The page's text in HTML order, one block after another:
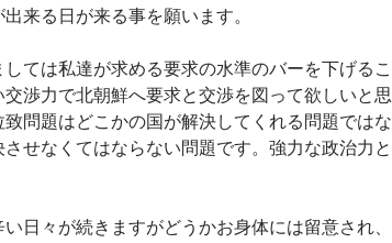
来る日が来る事を願います。
ては私達が求める要求の水準のバーを下げるこ
渉力で北朝鮮へ要求と交渉を図って欲しいと思
問題はどこかの国が解決してくれる問題ではな
せなくてはならない問題です。強力な政治力と
日々が続きますがどうかお身体には留意され、